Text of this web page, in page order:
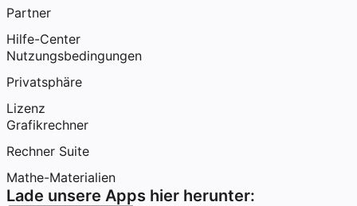
Partner
Hilfe-Center
Nutzungsbedingungen
Privatsphäre
Lizenz
Grafikrechner
Rechner Suite
Mathe-Materialien
Lade unsere Apps hier herunter: